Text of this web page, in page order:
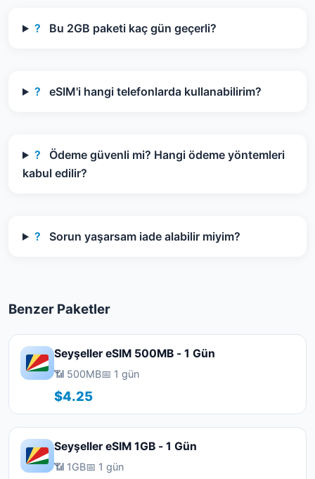
? Bu 2GB paketi kaç gün geçerli?
? eSIM'i hangi telefonlarda kullanabilirim?
?
Ödeme güvenli mi? Hangi ödeme yöntemleri
kabul edilir?
? Sorun yaşarsam iade alabilir miyim?
Benzer Paketler
Seyşeller eSIM 500MB - 1 Gün
📶 500MB📅 1 gün
$4.25
Seyşeller eSIM 1GB - 1 Gün
📶 1GB📅 1 gün